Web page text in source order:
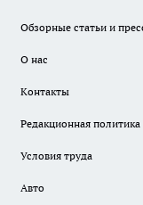
Обзорные статьи и
О нас
Контакты
Редакционная политика
Условия труда
Авто